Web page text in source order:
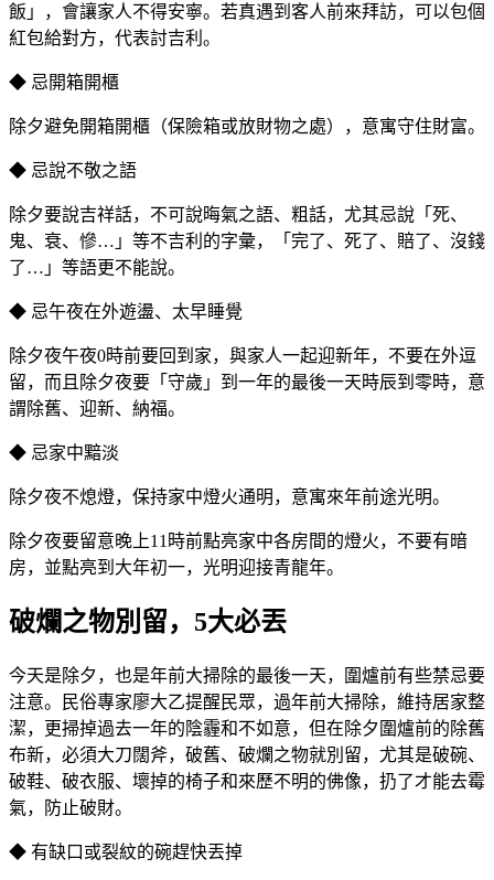
飯」，會讓家人不得安寧。若真遇到客人前來拜訪，可以包個
紅包給對方，代表討吉利。
◆ 忌開箱開櫃
除夕避免開箱開櫃（保險箱或放財物之處），意寓守住財富。
◆ 忌說不敬之語
除夕要說吉祥話，不可說晦氣之語、粗話，尤其忌說「死、
鬼、衰、慘…」等不吉利的字彙，「完了、死了、賠了、沒錢
了…」等語更不能說。
◆ 忌午夜在外遊盪、太早睡覺
除夕夜午夜0時前要回到家，與家人一起迎新年，不要在外逗
留，而且除夕夜要「守歲」到一年的最後一天時辰到零時，意
謂除舊、迎新、納福。
◆ 忌家中黯淡
除夕夜不熄燈，保持家中燈火通明，意寓來年前途光明。
除夕夜要留意晚上11時前點亮家中各房間的燈火，不要有暗
房，並點亮到大年初一，光明迎接青龍年。
破爛之物別留，5大必丟
今天是除夕，也是年前大掃除的最後一天，圍爐前有些禁忌要
注意。民俗專家廖大乙提醒民眾，過年前大掃除，維持居家整
潔，更掃掉過去一年的陰霾和不如意，但在除夕圍爐前的除舊
布新，必須大刀闊斧，破舊、破爛之物就別留，尤其是破碗、
破鞋、破衣服、壞掉的椅子和來歷不明的佛像，扔了才能去霉
氣，防止破財。
◆ 有缺口或裂紋的碗趕快丟掉